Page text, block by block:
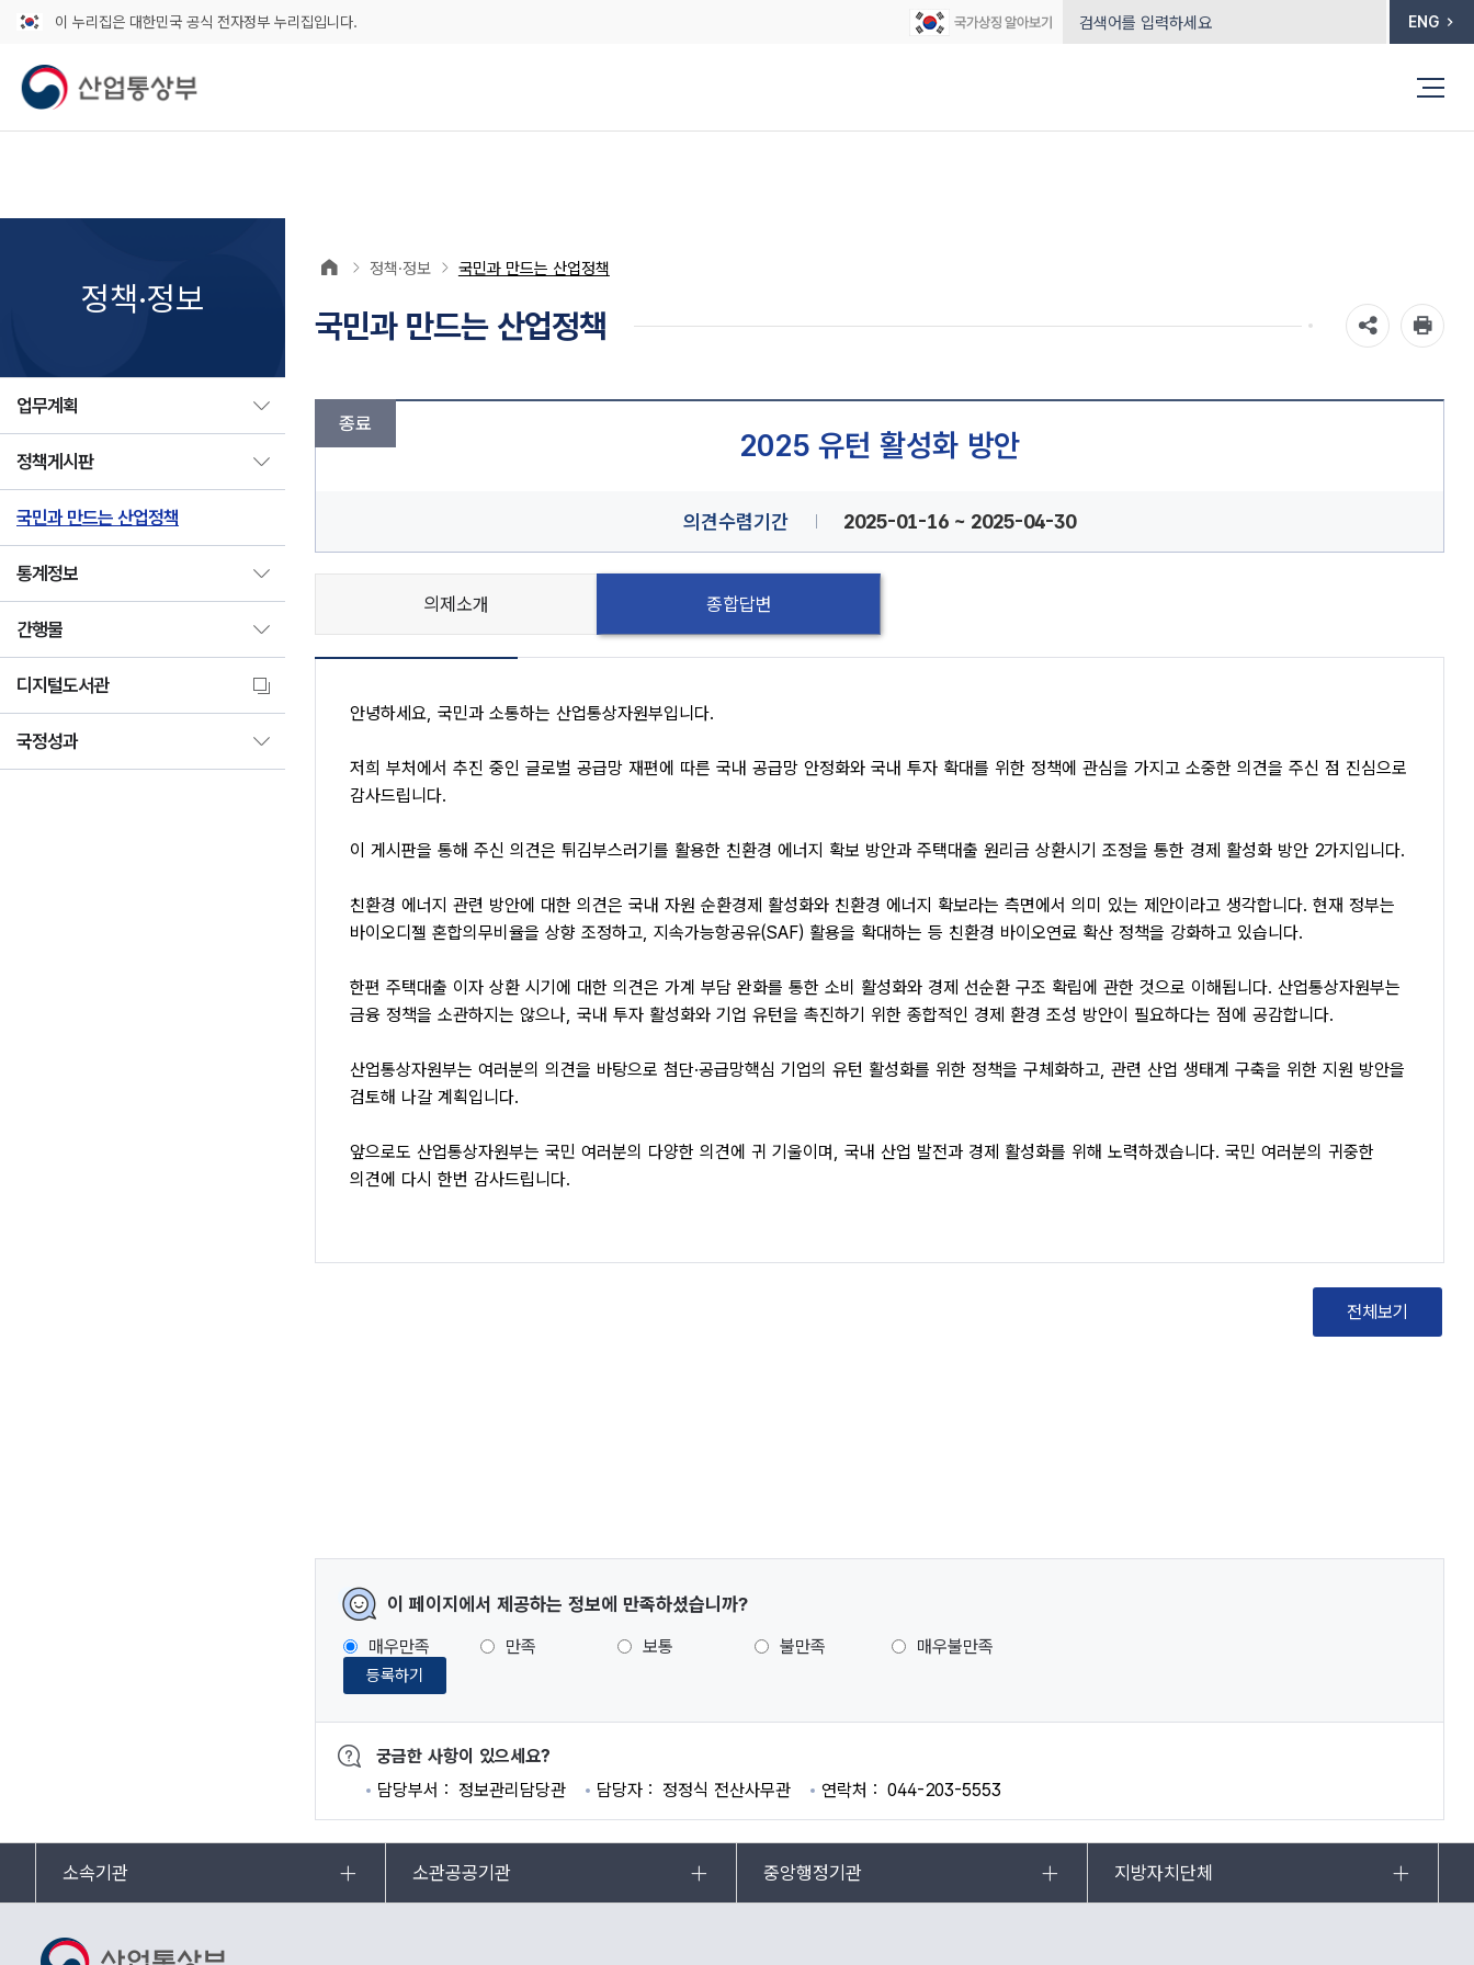
이 누리집은 대한민국 공식 전자정부 누리집입니다. ENG
정책·정보
업무계획
정책게시판
국민과 만드는 산업정책
통계정보
간행물
디지털도서관
국정성과
정책·정보 국민과 만드는 산업정책
국민과 만드는 산업정책
종료
2025 유턴 활성화 방안
의견수렴기간 2025-01-16 ~ 2025-04-30
의제소개 종합답변
안녕하세요, 국민과 소통하는 산업통상자원부입니다.
저희 부처에서 추진 중인 글로벌 공급망 재편에 따른 국내 공급망 안정화와 국내 투자 확대를 위한 정책에 관심을 가지고 소중한 의견을 주신 점 진심으로
감사드립니다.
이 게시판을 통해 주신 의견은 튀김부스러기를 활용한 친환경 에너지 확보 방안과 주택대출 원리금 상환시기 조정을 통한 경제 활성화 방안 2가지입니다.
친환경 에너지 관련 방안에 대한 의견은 국내 자원 순환경제 활성화와 친환경 에너지 확보라는 측면에서 의미 있는 제안이라고 생각합니다. 현재 정부는
바이오디젤 혼합의무비율을 상향 조정하고, 지속가능항공유(SAF) 활용을 확대하는 등 친환경 바이오연료 확산 정책을 강화하고 있습니다.
한편 주택대출 이자 상환 시기에 대한 의견은 가계 부담 완화를 통한 소비 활성화와 경제 선순환 구조 확립에 관한 것으로 이해됩니다. 산업통상자원부는
금융 정책을 소관하지는 않으나, 국내 투자 활성화와 기업 유턴을 촉진하기 위한 종합적인 경제 환경 조성 방안이 필요하다는 점에 공감합니다.
산업통상자원부는 여러분의 의견을 바탕으로 첨단·공급망핵심 기업의 유턴 활성화를 위한 정책을 구체화하고, 관련 산업 생태계 구축을 위한 지원 방안을
검토해 나갈 계획입니다.
앞으로도 산업통상자원부는 국민 여러분의 다양한 의견에 귀 기울이며, 국내 산업 발전과 경제 활성화를 위해 노력하겠습니다. 국민 여러분의 귀중한
의견에 다시 한번 감사드립니다.
전체보기
이 페이지에서 제공하는 정보에 만족하셨습니까?
매우만족 만족 보통 불만족 매우불만족
등록하기
궁금한 사항이 있으세요?
담당부서
정보관리담당관 담당자 정정식 전산사무관 연락처 044-203-5553
소속기관 소관공공기관 중앙행정기관 지방자치단체